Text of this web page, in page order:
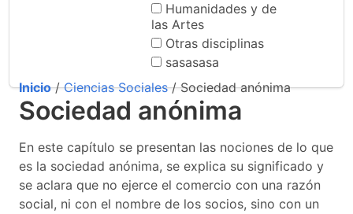
Humanidades y de
las Artes
Otras disciplinas
sasasasa
Inicio/Ciencias Sociales/ Sociedad anónima
Sociedad anónima
En este capítulo se presentan las nociones de lo que
es la sociedad anónima, se explica su significado y
se aclara que no ejerce el comercio con una razón
social, ni con el nombre de los socios, sino con un